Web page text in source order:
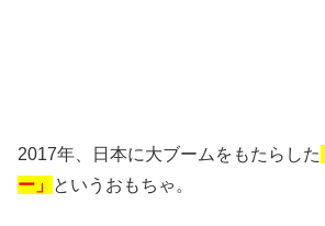
2017年、日本に大ブームをもたらした
ー」 というおもちゃ。